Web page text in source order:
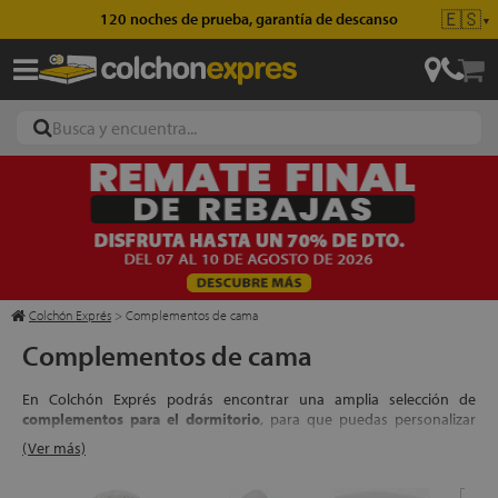
Envío gratis en pedidos superiores a 49€ 🇪🇸▼
Colchón Exprés > Complementos de cama
Complementos de cama
En Colchón Exprés podrás encontrar una amplia selección de
complementos para el dormitorio, para que puedas personalizar
todos los detalles de tu descanso.
fundas nórdicas, confortables cubrecolchones, hasta mesillas de
(Ver más)